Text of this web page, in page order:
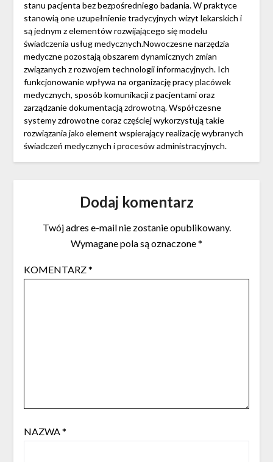
stanu pacjenta bez bezpośredniego badania. W praktyce
stanowią one uzupełnienie tradycyjnych wizyt lekarskich i
są jednym z elementów rozwijającego się modelu
świadczenia usług medycznych.Nowoczesne narzędzia
medyczne pozostają obszarem dynamicznych zmian
związanych z rozwojem technologii informacyjnych. Ich
funkcjonowanie wpływa na organizację pracy placówek
medycznych, sposób komunikacji z pacjentami oraz
zarządzanie dokumentacją zdrowotną. Współczesne
systemy zdrowotne coraz częściej wykorzystują takie
rozwiązania jako element wspierający realizację wybranych
świadczeń medycznych i procesów administracyjnych.
Dodaj komentarz
Twój adres e-mail nie zostanie opublikowany.
Wymagane pola są oznaczone*
KOMENTARZ*
NAZWA*